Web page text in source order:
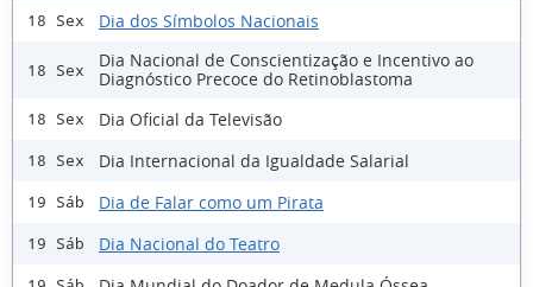
18 Sex Dia dos Símbolos Nacionais
18 Sex
Dia Nacional de Conscientização e Incentivo ao
Diagnóstico Precoce do Retinoblastoma
18 Sex Dia Oficial da Televisão
18 Sex Dia Internacional da Igualdade Salarial
19 Sáb Dia de Falar como um Pirata
19 Sáb Dia Nacional do Teatro